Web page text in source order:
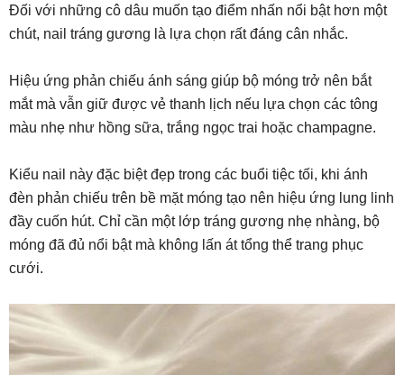
Đối với những cô dâu muốn tạo điểm nhấn nổi bật hơn một
chút, nail tráng gương là lựa chọn rất đáng cân nhắc.
Hiệu ứng phản chiếu ánh sáng giúp bộ móng trở nên bắt
mắt mà vẫn giữ được vẻ thanh lịch nếu lựa chọn các tông
màu nhẹ như hồng sữa, trắng ngọc trai hoặc champagne.
Kiểu nail này đặc biệt đẹp trong các buổi tiệc tối, khi ánh
đèn phản chiếu trên bề mặt móng tạo nên hiệu ứng lung linh
đầy cuốn hút. Chỉ cần một lớp tráng gương nhẹ nhàng, bộ
móng đã đủ nổi bật mà không lấn át tổng thể trang phục
cưới.